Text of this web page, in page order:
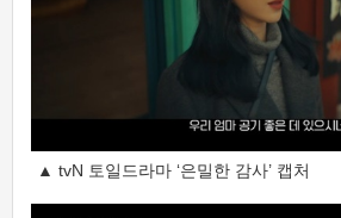
▲ tvN 토일드라마 ‘은밀한 감사’ 캡처